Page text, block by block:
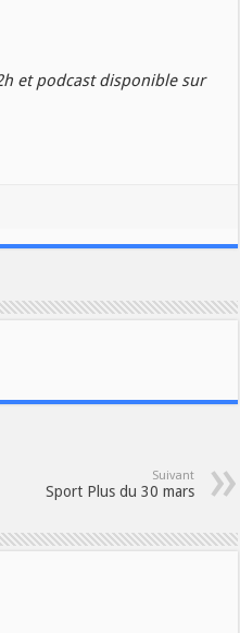
et podcast disponible sur
Suivant
Sport Plus du 30 mars